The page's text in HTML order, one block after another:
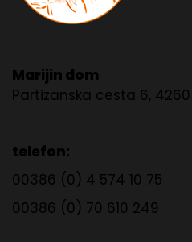
Marijin dom
Partizanska cesta 6, 4260
telefon:
00386 (0) 4 574 10 75
00386 (0) 70 610 249